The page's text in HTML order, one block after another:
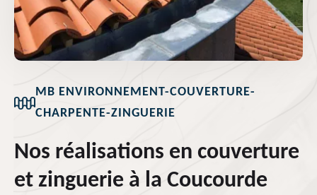
MB ENVIRONNEMENT-COUVERTURE-
CHARPENTE-ZINGUERIE
Nos réalisations en couverture
et zinguerie à la Coucourde